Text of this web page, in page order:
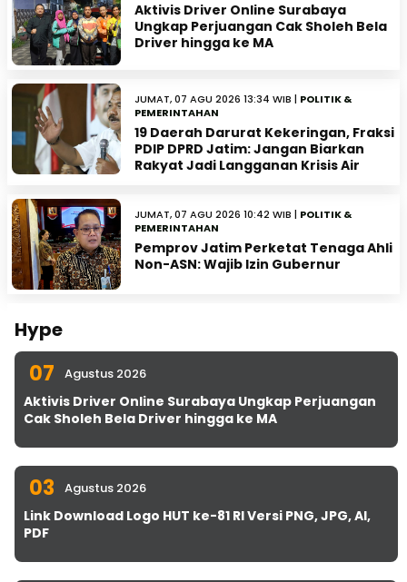
Aktivis Driver Online Surabaya
Ungkap Perjuangan Cak Sholeh Bela
Driver hingga ke MA
JUMAT, 07 AGU 2026 13:34 WIB | POLITIK &
PEMERINTAHAN
19 Daerah Darurat Kekeringan, Fraksi
PDIP DPRD Jatim: Jangan Biarkan
Rakyat Jadi Langganan Krisis Air
JUMAT, 07 AGU 2026 10:42 WIB | POLITIK &
PEMERINTAHAN
Pemprov Jatim Perketat Tenaga Ahli
Non-ASN: Wajib Izin Gubernur
Hype
07 Agustus 2026
Aktivis Driver Online Surabaya Ungkap Perjuangan
Cak Sholeh Bela Driver hingga ke MA
03 Agustus 2026
Link Download Logo HUT ke-81 RI Versi PNG, JPG, AI,
PDF